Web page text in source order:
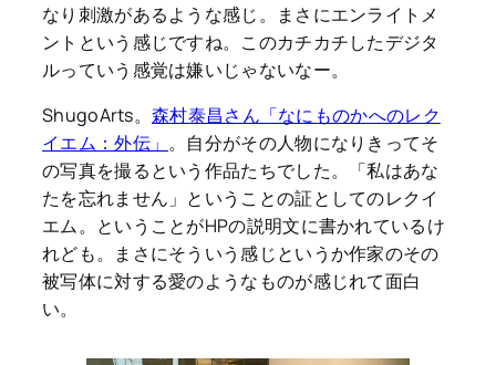
なり刺激があるような感じ。まさにエンライトメ
ントという感じですね。このカチカチしたデジタ
ルっていう感覚は嫌いじゃないなー。
ShugoArts。 森村泰昌さん「なにものかへのレク
イエム：外伝」 。自分がその人物になりきってそ
の写真を撮るという作品たちでした。「私はあな
たを忘れません」ということの証としてのレクイ
エム。ということがHPの説明文に書かれているけ
れども。まさにそういう感じというか作家のその
被写体に対する愛のようなものが感じれて面白
い。